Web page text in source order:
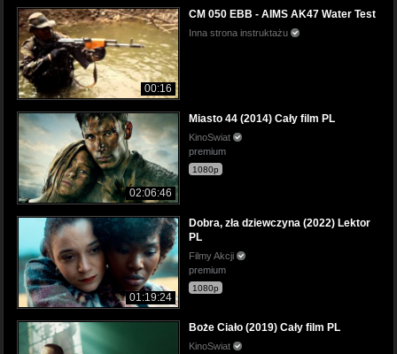
00:16
CM 050 EBB - AIMS AK47 Water Test
Inna strona instruktażu
02:06:46
Miasto 44 (2014) Cały film PL
KinoSwiat
premium
1080p
01:19:24
Dobra, zła dziewczyna (2022) Lektor
PL
Filmy Akcji
premium
1080p
Boże Ciało (2019) Cały film PL
KinoSwiat